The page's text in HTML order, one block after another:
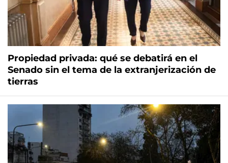
Propiedad privada: qué se debatirá en el
Senado sin el tema de la extranjerización de
tierras